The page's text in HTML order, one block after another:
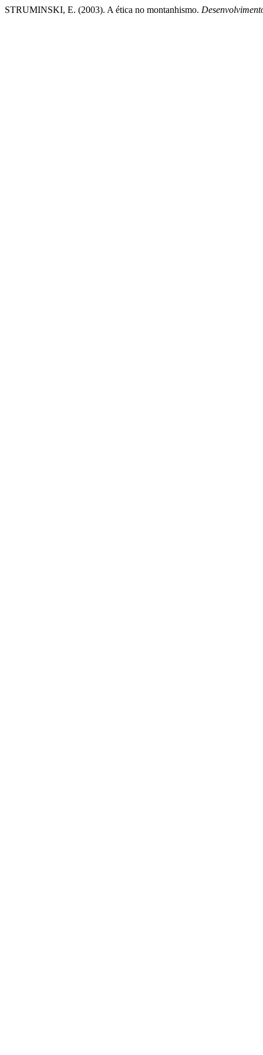
STRUMINSKI, E. (2003). A ética no montanhismo.